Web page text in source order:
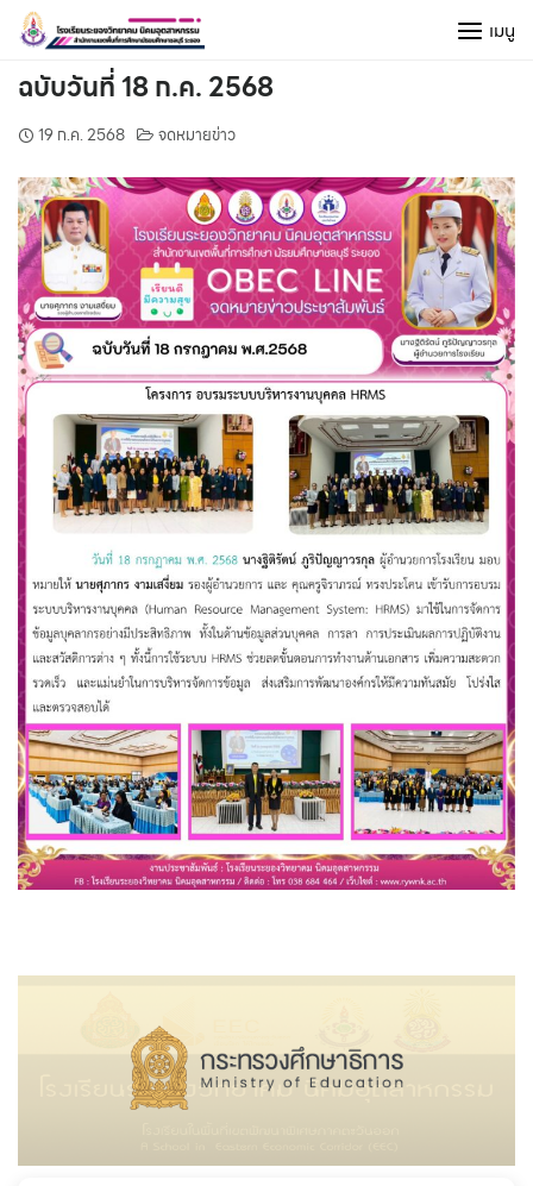
Skip
content
เมนู
ฉบับวันที่ 18 ก.ค. 2568
19 ก.ค. 2568 จดหมายข่าว